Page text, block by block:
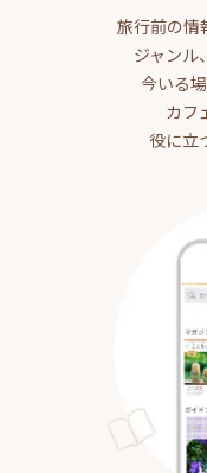
旅行前の情
ジャンル
今いる
カフ
役に立